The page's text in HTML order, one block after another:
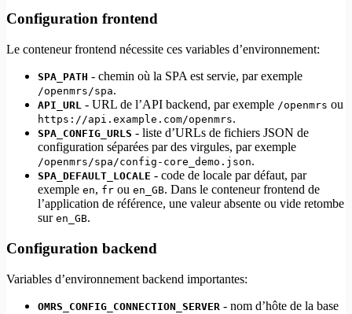
Configuration frontend
Le conteneur frontend nécessite ces variables d’environnement:
SPA_PATH - chemin où la SPA est servie, par exemple
/openmrs/spa.
API_URL - URL de l’API backend, par exemple /openmrs ou
https://api.example.com/openmrs.
SPA_CONFIG_URLS - liste d’URLs de fichiers JSON de
configuration séparées par des virgules, par exemple
/openmrs/spa/config-core_demo.json.
SPA_DEFAULT_LOCALE - code de locale par défaut, par
exemple en, fr ou en_GB. Dans le conteneur frontend de
l’application de référence, une valeur absente ou vide retombe
sur en_GB.
Configuration backend
Variables d’environnement backend importantes:
OMRS_CONFIG_CONNECTION_SERVER - nom d’hôte de la base